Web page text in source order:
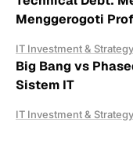
Menggerogoti
IT Investment & Strategy
Big Bang vs
Sistem IT
IT Investment & Strategy